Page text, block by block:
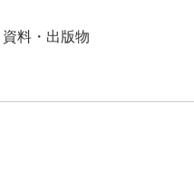
資料・出版物